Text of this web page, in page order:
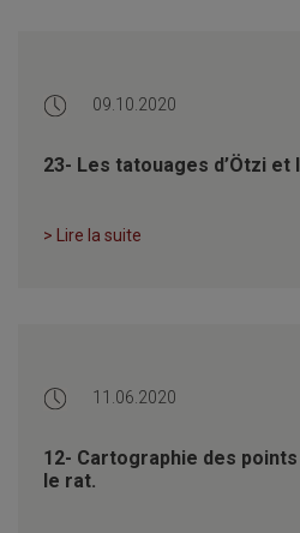
09.10.2020
23- Les tatouages d’Ötzi et
> Lire la suite
11.06.2020
12- Cartographie des
le rat.